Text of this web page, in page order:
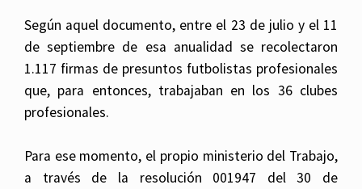
Según aquel documento, entre el 23 de julio y el 11
de septiembre de esa anualidad se recolectaron
1.117 firmas de presuntos futbolistas profesionales
que, para entonces, trabajaban en los 36 clubes
profesionales.
Para ese momento, el propio ministerio del Trabajo,
a través de la resolución 001947 del 30 de